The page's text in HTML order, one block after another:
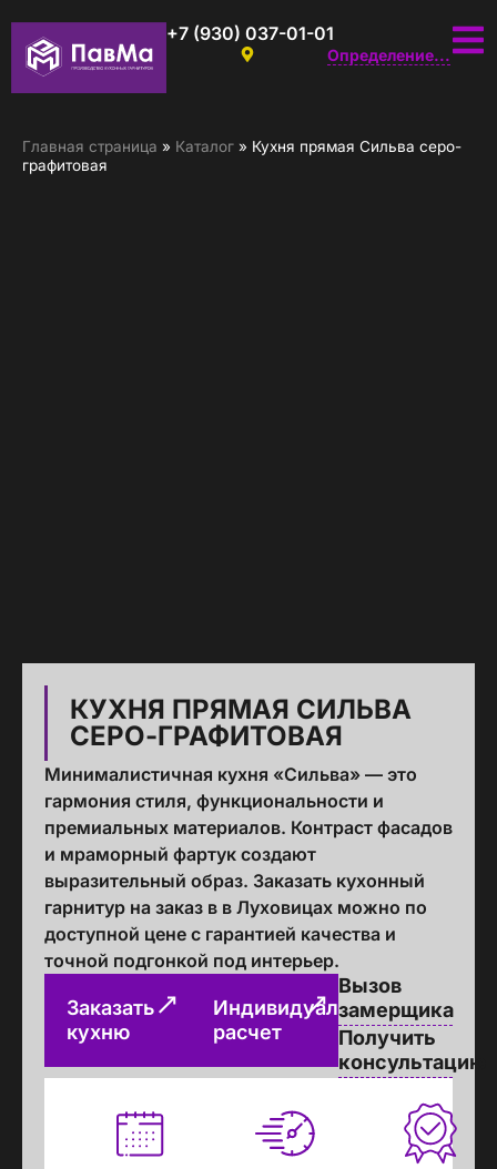
+7 (930) 037-01-01
Определение...
Главная страница » Каталог » Кухня прямая Сильва серо-
графитовая
КУХНЯ ПРЯМАЯ СИЛЬВА
СЕРО-ГРАФИТОВАЯ
Минималистичная кухня «Сильва» — это
гармония стиля, функциональности и
премиальных материалов. Контраст фасадов
и мраморный фартук создают
выразительный образ. Заказать кухонный
гарнитур на заказ в в Луховицах можно по
доступной цене с гарантией качества и
точной подгонкой под интерьер.
Заказать
кухню
Индивидуальный
расчет
Вызов
замерщика
Получить
консультацию